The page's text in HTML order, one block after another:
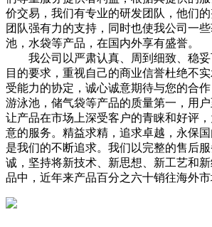
价交易，我们有专业的研发团队，他们
团队强有力的支持，同时也使我公司一
池，水袋等产品，在国内外享有盛誉。
我公司以严肃认真、周到细致、稳妥
目的要求，重视自己的商业信誉杜绝不
受能力的协定，诚心诚意期待与您的合
游泳池，储气袋等产品的质量第一，用户
让产品在市场上深受客户的青睐和好评
意的服务。精益求精，追求卓越，永保
是我们的不断追求。我们以完整的售后
诚，坚持将新技术、新思想、新工艺和
品中，近年来产品百分之六十销往海外市